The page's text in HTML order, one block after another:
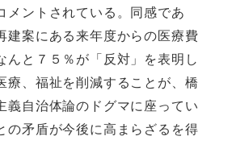
メントされている。同感であ
建案にある来年度からの医療費
んと７５％が「反対」を表明し
療、福祉を削減することが、橋
義自治体論のドグマに座ってい
の矛盾が今後に高まらざるを得